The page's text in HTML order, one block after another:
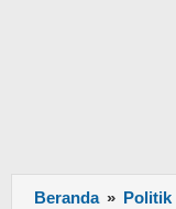
Beranda » Politik